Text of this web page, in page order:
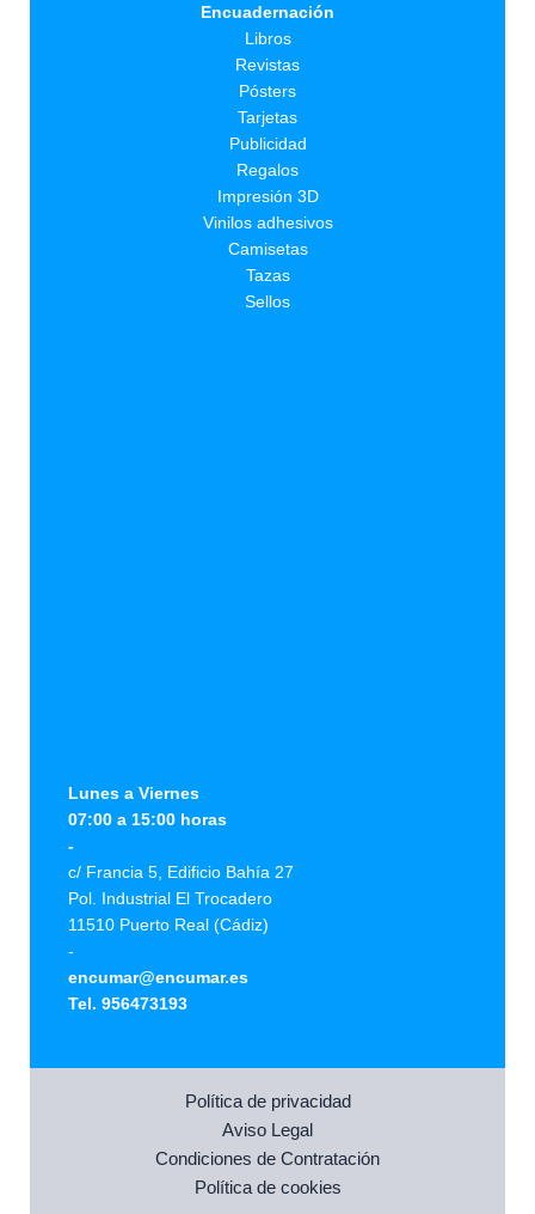
Encuadernación
Libros
Revistas
Pósters
Tarjetas
Publicidad
Regalos
Impresión 3D
Vinilos adhesivos
Camisetas
Tazas
Sellos
Lunes a Viernes
07:00 a 15:00 horas
-
c/ Francia 5, Edificio Bahía 27
Pol. Industrial El Trocadero
11510 Puerto Real (Cádiz)
-
encumar@encumar.es
Tel. 956473193
Política de privacidad
Aviso Legal
Condiciones de Contratación
Política de cookies